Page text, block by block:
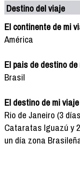
Destino del viaje
El continente de mi
América
El pais de destino
Brasil
El destino de mi
Rio de Janeiro (3
Cataratas Iguazú y
un día zona